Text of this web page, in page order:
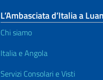
L’Ambasciata d’Italia a
Chi siamo
Italia e Angola
Servizi Consolari e Visti